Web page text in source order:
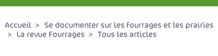
Accueil
Se documenter sur les fourrages et les prairies
La revue Fourrages
Tous les articles